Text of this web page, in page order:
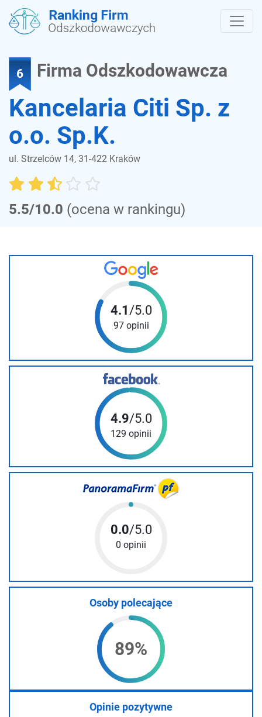
6 Firma Odszkodowawcza
Kancelaria Citi Sp. z
o.o. Sp.K.
ul. Strzelców 14, 31-422 Kraków
5.5/10.0 (ocena w rankingu)
4.1/5.0
97 opinii
4.9/5.0
129 opinii
0.0/5.0
0 opinii
Osoby polecające
89%
Opinie pozytywne